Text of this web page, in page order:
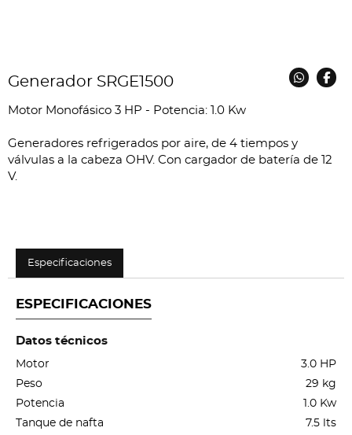
Generador SRGE1500
Motor Monofásico 3 HP - Potencia: 1.0 Kw
Generadores refrigerados por aire, de 4 tiempos y
válvulas a la cabeza OHV. Con cargador de batería de 12
V.
Especificaciones
ESPECIFICACIONES
Datos técnicos
Motor
3.0 HP
Peso
29 kg
Potencia
1.0 Kw
Tanque de nafta
7.5 lts